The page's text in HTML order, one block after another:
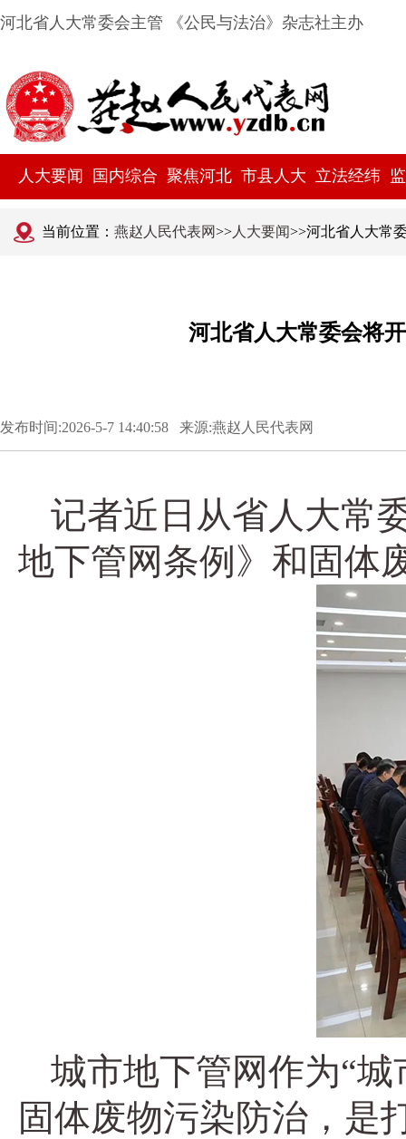
河北省人大常委会主管 《公民与法治》杂志社主办
人大要闻 国内综合 聚焦河北 市县人大 立法经纬
当前位置： 燕赵人民代表网>> 人大要闻>>河北省人大常
河北省人大常委会将
发布时间:2026-5-7 14:40:58 来源:燕赵人民代表网
记者近日从省人大常
地下管网条例》和固体
城市地下管网作为“
固体废物污染防治，是